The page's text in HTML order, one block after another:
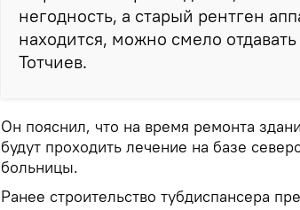
негодность, а старый рентген
находится, можно смело
Тотчиев.
Он пояснил, что на время ремонта
будут проходить лечение на базе
больницы.
Ранее строительство тубдиспансера